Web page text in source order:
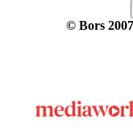
© Bors